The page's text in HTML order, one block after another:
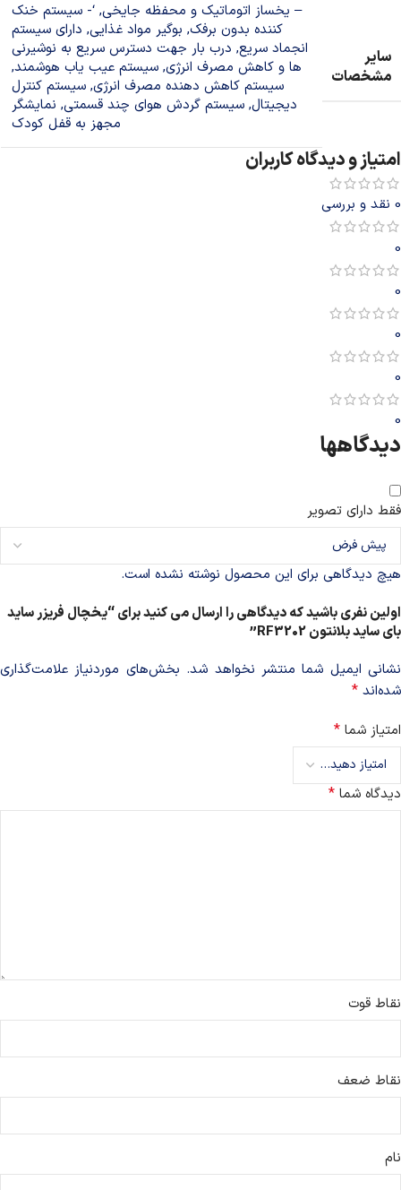
سایر
مشخصات
– یخساز اتوماتیک و محفظه جایخی, ‘- سیستم خنک
کننده بدون برفک, بوگیر مواد غذایی, دارای سیستم
انجماد سریع, درب بار جهت دسترس سریع به نوشیرنی
ها و کاهش مصرف انرژی, سیستم عیب یاب هوشمند,
سیستم کاهش دهنده مصرف انرژی, سیستم کنترل
دیجیتال, سیستم گردش هوای چند قسمتی, نمایشگر
مجهز به قفل کودک
امتیاز و دیدگاه کاربران
0 نقد و بررسی
0
0
0
0
0
دیدگاهها
فقط دارای تصویر
هیچ دیدگاهی برای این محصول نوشته نشده است.
اولین نفری باشید که دیدگاهی را ارسال می کنید برای “یخچال فریزر ساید
بای ساید بلانتون RF3202”
نشانی ایمیل شما منتشر نخواهد شد. بخش‌های موردنیاز علامت‌گذاری
شده‌اند *
امتیاز شما *
دیدگاه شما *
نقاط قوت
نقاط ضعف
نام